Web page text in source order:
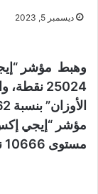
ديسمبر 5, 2023
مستوى 10666 نقطة.